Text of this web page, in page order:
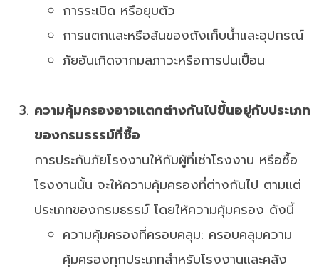
การระเบิด หรือยุบตัว
การแตกและหรือล้นของถังเก็บน้ำและอุปกรณ์
ภัยอันเกิดจากมลภาวะหรือการปนเปื้อน
ความคุ้มครองอาจแตกต่างกันไปขึ้นอยู่กับประเภท
ของกรมธรรม์ที่ซื้อ
การประกันภัยโรงงานให้กับผู้ที่เช่าโรงงาน หรือซื้อ
โรงงานนั้น จะให้ความคุ้มครองที่ต่างกันไป ตามแต่
ประเภทของกรมธรรม์ โดยให้ความคุ้มครอง ดังนี้
ความคุ้มครองที่ครอบคลุม: ครอบคลุมความ
คุ้มครองทุกประเภทสำหรับโรงงานและคลัง